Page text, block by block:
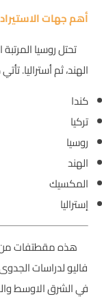
أهم جهات الاستيراد
تحتل روسيا
الهند، ثم أستراليا.
كندا
تركيا
روسيا
الهند
المكسيك
إستراليا
هذه مقطتفات
فاليو لدراسات
في الشرق الاوسط